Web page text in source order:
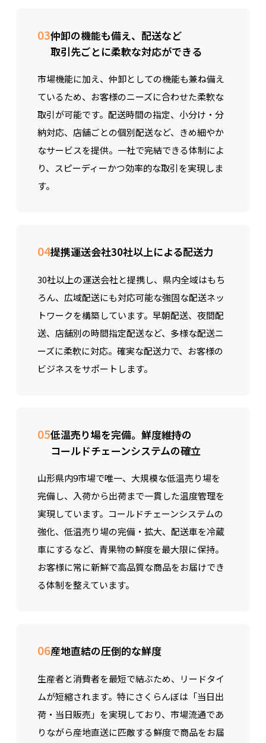
03仲卸の機能も備え、配送など
取引先ごとに柔軟な対応ができる
市場機能に加え、仲卸としての機能も兼ね備え
ているため、お客様のニーズに合わせた柔軟な
取引が可能です。配送時間の指定、小分け・分
納対応、店舗ごとの個別配送など、きめ細やか
なサービスを提供。一社で完結できる体制によ
り、スピーディーかつ効率的な取引を実現しま
す。
04提携運送会社30社以上による配送力
30社以上の運送会社と提携し、県内全域はもち
ろん、広域配送にも対応可能な強固な配送ネッ
トワークを構築しています。早朝配送、夜間配
送、店舗別の時間指定配送など、多様な配送ニ
ーズに柔軟に対応。確実な配送力で、お客様の
ビジネスをサポートします。
05低温売り場を完備。鮮度維持の
コールドチェーンシステムの確立
山形県内9市場で唯一、大規模な低温売り場を
完備し、入荷から出荷まで一貫した温度管理を
実現しています。コールドチェーンシステムの
強化、低温売り場の完備・拡大、配送車を冷蔵
車にするなど、青果物の鮮度を最大限に保持。
お客様に常に新鮮で高品質な商品をお届けでき
る体制を整えています。
06産地直結の圧倒的な鮮度
生産者と消費者を最短で結ぶため、リードタイ
ムが短縮されます。特にさくらんぼは「当日出
荷・当日販売」を実現しており、市場流通であ
りながら産地直送に匹敵する鮮度で商品をお届